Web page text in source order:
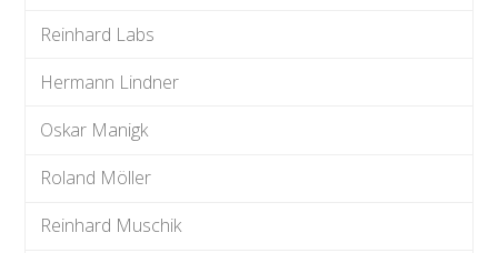
Reinhard Labs
Hermann Lindner
Oskar Manigk
Roland Möller
Reinhard Muschik